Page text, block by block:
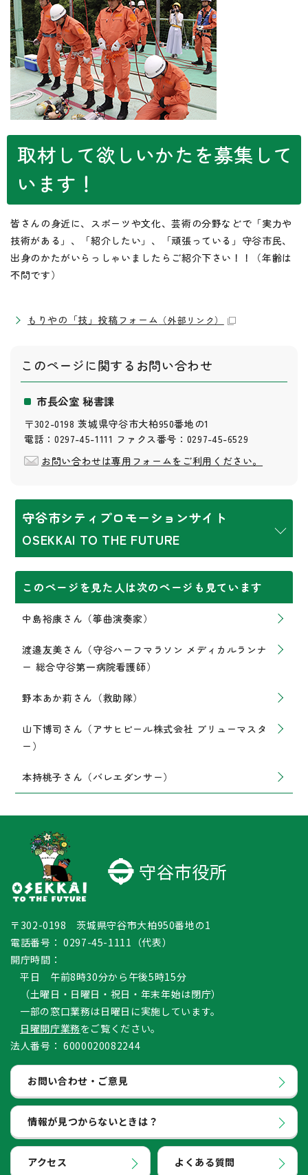
取材して欲しいかたを募集して
います！
皆さんの身近に、スポーツや文化、芸術の分野などで「実力や
技術がある」、「紹介したい」、「頑張っている」守谷市民、
出身のかたがいらっしゃいましたらご紹介下さい！！（年齢は
不問です）
もりやの「技」投稿フォーム （外部リンク）
このページに関する お問い合わせ
市長公室 秘書課
〒302-0198 茨城県守谷市大柏950番地の1
電話：0297-45-1111 ファクス番号：0297-45-6529
お問い合わせは専用フォームをご利用ください。
守谷市シティプロモーションサイト
OSEKKAI TO THE FUTURE
このページを見た人は次のページも見ています
中島裕康さん（箏曲演奏家）
渡邉友美さん（守谷ハーフマラソン メディカルランナ
ー 総合守谷第一病院看護師）
野本あか莉さん（救助隊）
山下博司さん（アサヒビール株式会社 ブリューマスタ
ー）
本持桃子さん（バレエダンサー）
守谷市役所
〒302-0198 茨城県守谷市大柏950番地の1
電話番号： 0297-45-1111（代表）
開庁時間：
平日 午前8時30分から午後5時15分
（土曜日・日曜日・祝日・年末年始は閉庁）
一部の窓口業務は日曜日に実施しています。
日曜開庁業務をご覧ください。
法人番号： 6000020082244
お問い合わせ・ご意見
情報が見つからないときは？
アクセス よくある質問